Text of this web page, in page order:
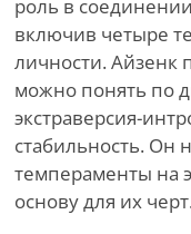
роль в
включив четыре
личности. Айзенк
можно понять по
экстраверсия-
стабильность. Он
темпераменты на
основу для их черт.